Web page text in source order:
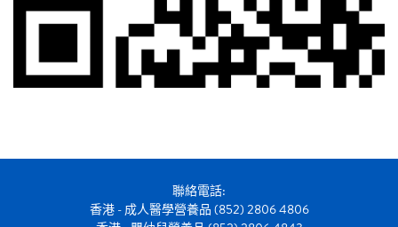
聯絡電話:
香港 - 成人醫學營養品 (852) 2806 4806